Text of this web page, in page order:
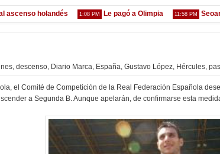
holandés 1:08 PM Le pagó a Olimpia 11:58 PM Seoane:
, descenso, Diario Marca, España, Gustavo López, Hércules,
el Comité de Competición de la Real Federación Española
a Segunda B. Aunque apelarán, de confirmarse esta